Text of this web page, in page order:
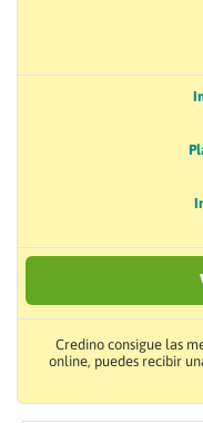
Credino consigue las
online, puedes recibir